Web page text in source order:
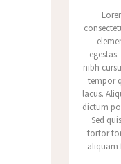
nibh
tempor
lacus.
dictum
Sed
tortor
aliquam